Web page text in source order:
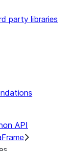
party libraries
API